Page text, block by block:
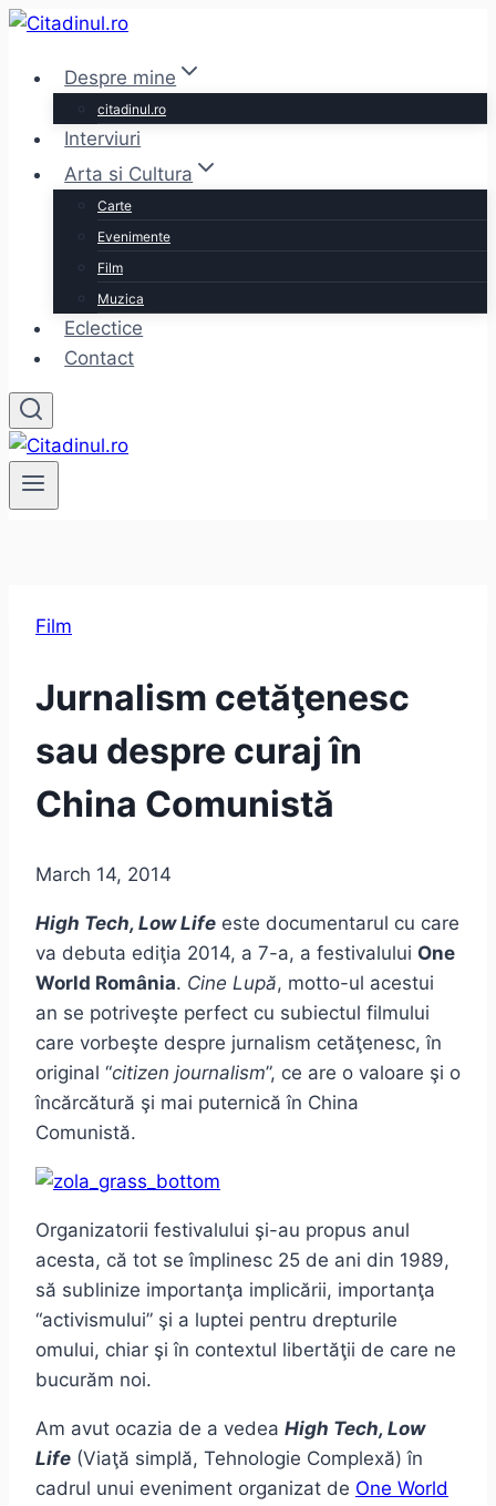
Skip
contentDespre mine
citadinul.ro
Interviuri
Arta si Cultura
Carte
Evenimente
Film
Muzica
Eclectice
Contact
Film
Jurnalism cetăţenesc
sau despre curaj în
China Comunistă
March 14, 2014
High Tech, Low Life este documentarul cu care
va debuta ediţia 2014, a 7-a, a festivalului One
World România. Cine Lupă, motto-ul acestui
an se potriveşte perfect cu subiectul filmului
care vorbeşte despre jurnalism cetăţenesc, în
original “citizen journalism”, ce are o valoare şi o
încărcătură şi mai puternică în China
Comunistă.
Organizatorii festivalului şi-au propus anul
acesta, că tot se împlinesc 25 de ani din 1989,
să sublinize importanţa implicării, importanţa
“activismului” şi a luptei pentru drepturile
omului, chiar şi în contextul libertăţii de care ne
bucurăm noi.
Am avut ocazia de a vedea High Tech, Low
Life (Viaţă simplă, Tehnologie Complexă) în
cadrul unui eveniment organizat de One World